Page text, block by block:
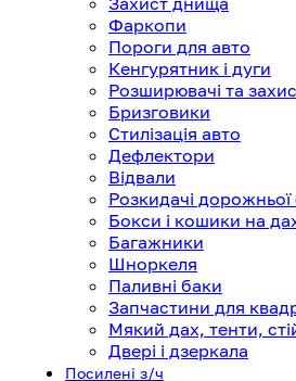
Фаркопи
Пороги для авто
Кенгурятник і дуги
Розширювачі та
Бризговики
Стилізація авто
Дефлектори
Відвали
Розкидачі дорожньої
Бокси і кошики на
Багажники
Шноркеля
Паливні баки
Запчастини для
Мякий дах, тенти,
Двері і дзеркала
Посилені з/ч